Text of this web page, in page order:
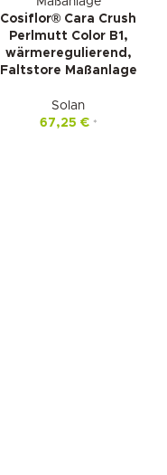
Cosiflor® Cara Crush
Perlmutt Color B1,
wärmeregulierend,
Faltstore Maßanlage
Solan
67,25 € *